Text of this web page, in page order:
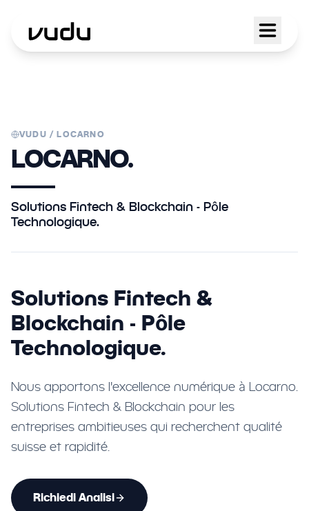
VUDU /LOCARNO
LOCARNO.
Solutions Fintech & Blockchain - Pôle
Technologique.
Solutions Fintech &
Blockchain - Pôle
Technologique.
Nous apportons l'excellence numérique à Locarno.
Solutions Fintech & Blockchain pour les
entreprises ambitieuses qui recherchent qualité
suisse et rapidité.
Richiedi Analisi